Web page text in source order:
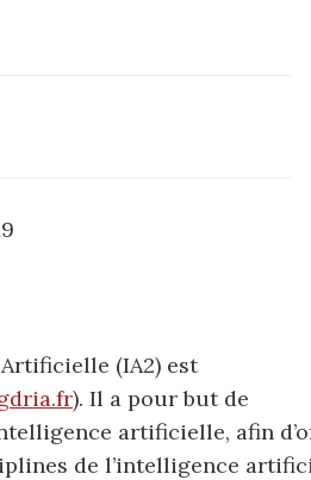
(IA2) est
). Il a pour but de
artificielle, afin
de l’intelligence